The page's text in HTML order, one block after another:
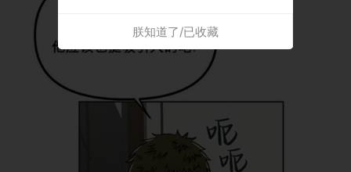
朕知道了/已收藏